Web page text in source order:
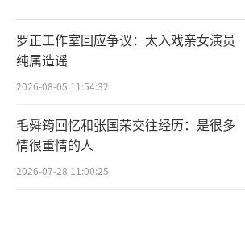
罗正工作室回应争议：太入戏亲女演员
纯属造谣
2026-08-05 11:54:32
毛舜筠回忆和张国荣交往经历：是很多
情很重情的人
2026-07-28 11:00:25